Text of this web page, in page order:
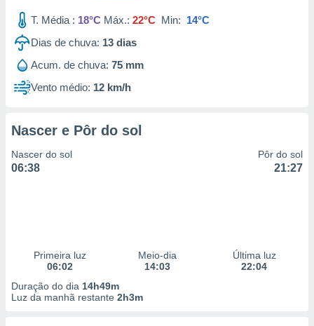
T. Média : 18°C Máx.: 22°C Min: 14°C
Dias de chuva: 13 dias
Acum. de chuva: 75 mm
Vento médio: 12 km/h
Nascer e Pôr do sol
Nascer do sol
06:38
Pôr do sol
21:27
Primeira luz
06:02
Meio-dia
14:03
Última luz
22:04
Duração do dia 14h49m
Luz da manhã restante 2h3m